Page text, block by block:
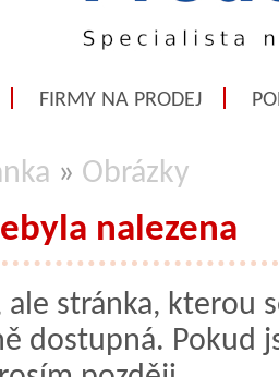
FIRMY NA PRODEJ
» Obrázky
nalezena
ale stránka, kterou
dostupná. Pokud